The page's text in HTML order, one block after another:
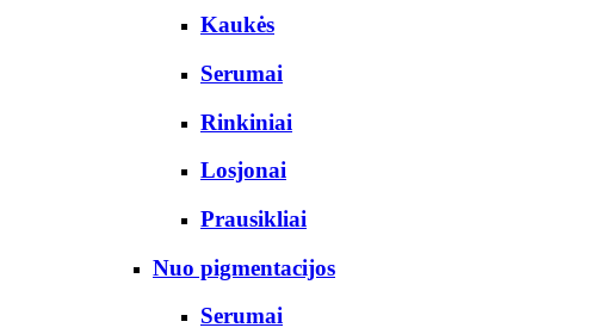
Kaukės
Serumai
Rinkiniai
Losjonai
Prausikliai
Nuo pigmentacijos
Serumai